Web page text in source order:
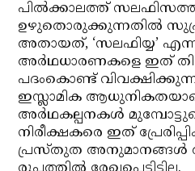
പില്‍ക്കാലത്ത്
ഉഴുതൊരുക്കുന്നതില്‍
അതായത്, ‘സലഫിയ്യ’
അര്‍ഥധാരണകളെ ഇത്
പദംകൊണ്ട്
ഇസ്ലാമിക
അര്‍ഥകല്പനകള്‍
നിരീക്ഷകരെ ഇത്
പ്രസ്തുത അനുമാനങ്ങള്‍